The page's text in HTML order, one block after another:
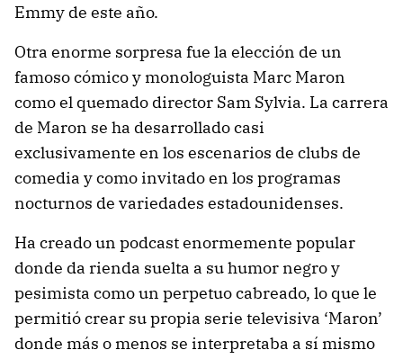
Emmy de este año.
Otra enorme sorpresa fue la elección de un
famoso cómico y monologuista Marc Maron
como el quemado director Sam Sylvia. La carrera
de Maron se ha desarrollado casi
exclusivamente en los escenarios de clubs de
comedia y como invitado en los programas
nocturnos de variedades estadounidenses.
Ha creado un podcast enormemente popular
donde da rienda suelta a su humor negro y
pesimista como un perpetuo cabreado, lo que le
permitió crear su propia serie televisiva ‘Maron’
donde más o menos se interpretaba a sí mismo